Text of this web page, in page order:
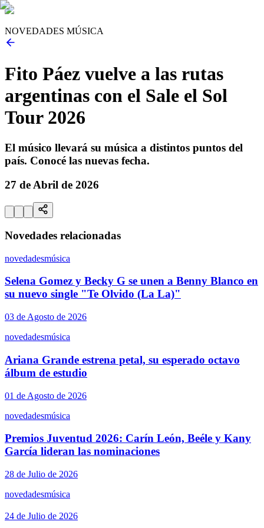
NOVEDADES MÚSICA
Fito Páez vuelve a las rutas
argentinas con el Sale el Sol
Tour 2026
El músico llevará su música a distintos puntos del
país. Conocé las nuevas fecha.
27 de Abril de 2026
Novedades relacionadas
novedadesmúsica
Selena Gomez y Becky G se unen a Benny Blanco en
su nuevo single "Te Olvido (La La)"
03 de Agosto de 2026
novedadesmúsica
Ariana Grande estrena petal, su esperado octavo
álbum de estudio
01 de Agosto de 2026
novedadesmúsica
Premios Juventud 2026: Carín León, Beéle y Kany
García lideran las nominaciones
28 de Julio de 2026
novedadesmúsica
24 de Julio de 2026